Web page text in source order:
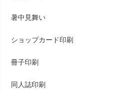
暑中見舞い
ショップカード印刷
冊子印刷
同人誌印刷